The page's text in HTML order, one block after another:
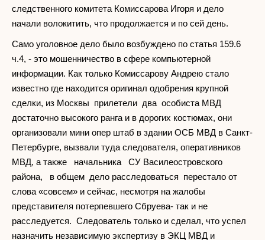
следственного комитета Комиссарова Игоря и дело
начали волокитить, что продолжается и по сей день.
Само уголовное дело было возбуждено по статья 159.6
ч.4, - это мошенничество в сфере компьютерной
информации. Как только Комиссарову Андрею стало
известно где находится оригинал одобрения крупной
сделки, из Москвы прилетели два особиста МВД
достаточно высокого ранга и в дорогих костюмах, они
организовали мини опер штаб в здании ОСБ МВД в Санкт-
Петербурге, вызвали туда следователя, оперативников
МВД, а также начальника СУ Василеостровского
района, в общем дело расследоваться перестало от
слова «совсем» и сейчас, несмотря на жалобы
представителя потерпевшего Сбруева- так и не
расследуется. Следователь только и сделал, что успел
назначить независимую экспертизу в ЭКЦ МВД и